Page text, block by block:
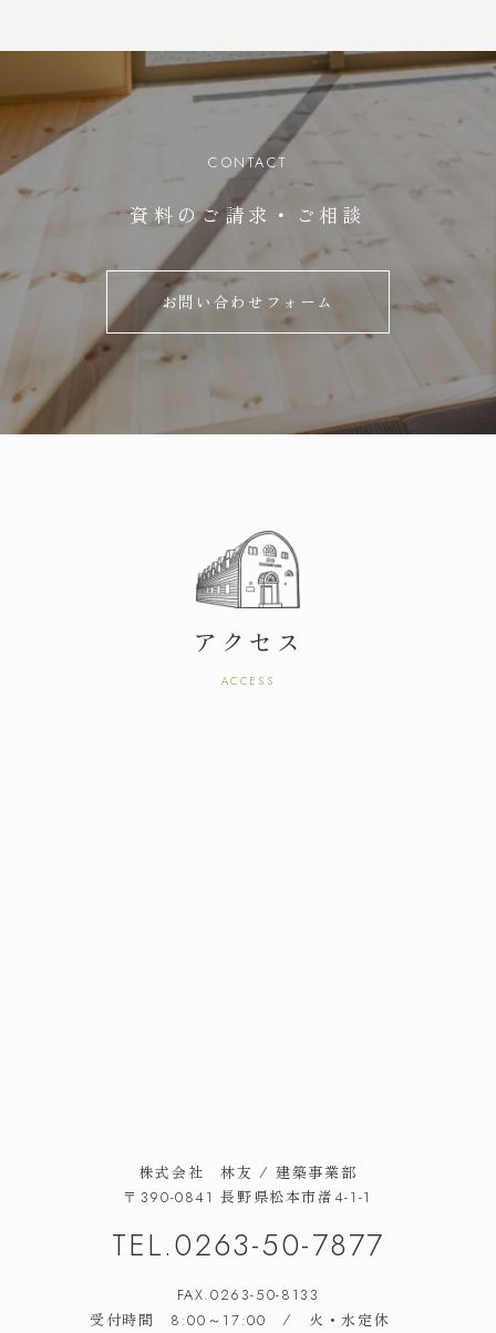
暮らしのコラム
よくある質問
スタッフブログ
お問い合わせ
株式会社 林友 / 建築事業部
〒390-0841長野県松本市渚4-1-1
TEL.0263-50-7877
FAX.0263-50-8133
受付時間8:00～17:00/ 火・水定休
CONTACT
資料のご請求・ご相談
お問い合わせフォーム
アクセス
ACCESS
株式会社 林友 / 建築事業部
〒390-0841 長野県松本市渚4-1-1
TEL.0263-50-7877
FAX.0263-50-8133
受付時間 8:00～17:00 / 火・水定休